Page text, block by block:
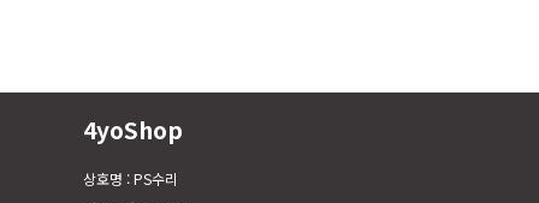
4yoShop
상호명 : PS수리